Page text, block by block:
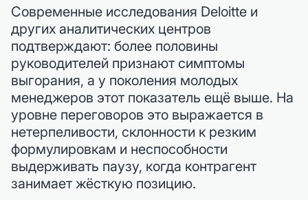
Современные исследования Deloitte и
других аналитических центров
подтверждают: более половины
руководителей признают симптомы
выгорания, а у поколения молодых
менеджеров этот показатель ещё выше. На
уровне переговоров это выражается в
нетерпеливости, склонности к резким
формулировкам и неспособности
выдерживать паузу, когда контрагент
занимает жёсткую позицию.